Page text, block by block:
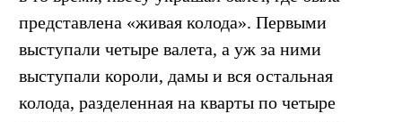
представлена «живая колода». Первыми
выступали четыре валета, а уж за ними
выступали короли, дамы и вся остальная
колода, разделенная на кварты по четыре